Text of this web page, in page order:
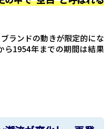
ランドの動きが限定的にな
ら1954年までの期間は結果